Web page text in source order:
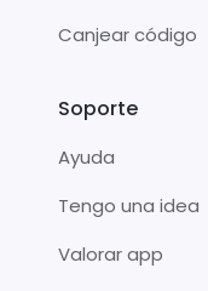
Canjear código
Soporte
Ayuda
Tengo una idea
Valorar app